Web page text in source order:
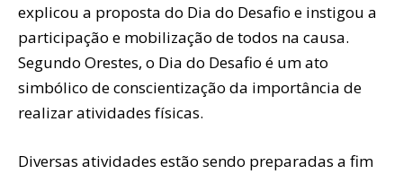
explicou a proposta do Dia do Desafio e instigou a
participação e mobilização de todos na causa.
Segundo Orestes, o Dia do Desafio é um ato
simbólico de conscientização da importância de
realizar atividades físicas.
Diversas atividades estão sendo preparadas a fim